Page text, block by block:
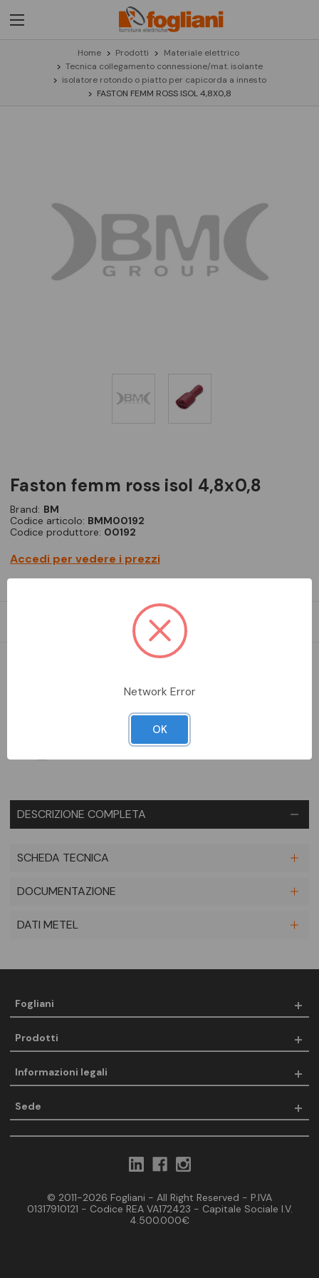
Home Prodotti
Materiale elettrico
Tecnica collegamento connessione/mat. isolante
isolatore rotondo o piatto per capicorda a innesto
FASTON FEMM ROSS ISOL 4,8X0,8
faston femm ross isol 4,8x0,8
Brand: BM
Codice articolo: BMM00192
Codice produttore: 00192
Accedi per vedere i prezzi
Aggiungi alla comparazione
DESCRIZIONE COMPLETA
SCHEDA TECNICA
DOCUMENTAZIONE
DATI METEL
Fogliani
Prodotti
Informazioni legali
Sede
© 2011-2026 Fogliani - All Right Reserved - P.IVA
01317910121 - Codice REA VA172423 - Capitale Sociale I.V.
4.500.000€
Network Error
OK